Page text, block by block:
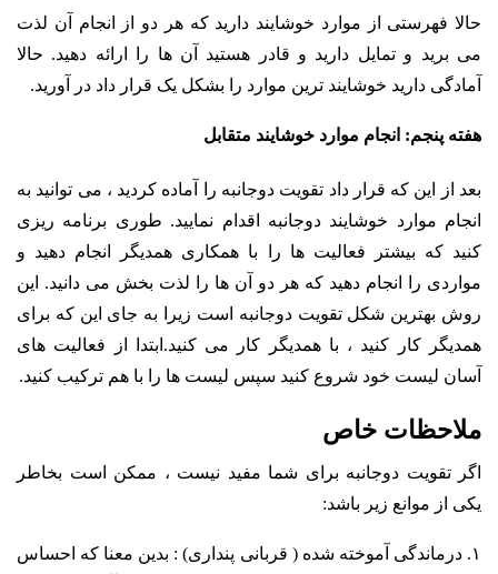
حالا فهرستی از موارد خوشایند دارید که هر دو از انجام آن لذت
می برید و تمایل دارید و قادر هستید آن ها را ارائه دهید. حالا
آمادگی دارید خوشایند ترین موارد را بشکل یک قرار داد در آورید.
هفته پنجم: انجام موارد خوشایند متقابل
بعد از این که قرار داد تقویت دوجانبه را آماده کردید ، می توانید به
انجام موارد خوشایند دوجانبه اقدام نمایید. طوری برنامه ریزی
کنید که بیشتر فعالیت ها را با همکاری همدیگر انجام دهید و
مواردی را انجام دهید که هر دو آن ها را لذت بخش می دانید. این
روش بهترین شکل تقویت دوجانبه است زیرا به جای این که برای
همدیگر کار کنید ، با همدیگر کار می کنید.ابتدا از فعالیت های
آسان لیست خود شروع کنید سپس لیست ها را با هم ترکیب کنید.
ملاحظات خاص
اگر تقویت دوجانبه برای شما مفید نیست ، ممکن است بخاطر
یکی از موانع زیر باشد:
۱. درماندگی آموخته شده ( قربانی پنداری) : بدین معنا که احساس